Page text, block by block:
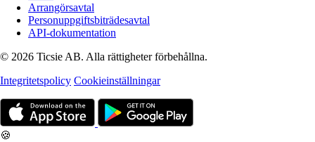
Arrangörsavtal
Personuppgiftsbiträdesavtal
API-dokumentation
© 2026 Ticsie AB. Alla rättigheter förbehållna.
Integritetspolicy Cookieinställningar
🍪